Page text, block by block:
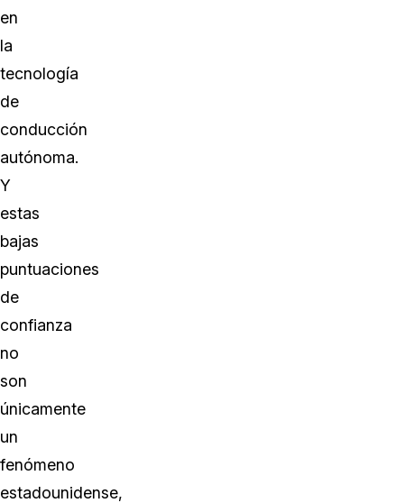
en
la
tecnología
de
conducción
autónoma.
Y
estas
bajas
puntuaciones
de
confianza
no
son
únicamente
un
fenómeno
estadounidense,